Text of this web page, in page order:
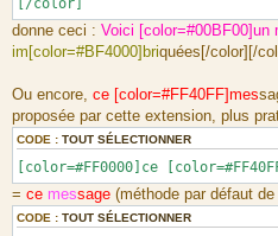
[/color]
donne ceci : Voici [color=#00BF00]un
im[color=#BF4000]briquées[/color][/
Ou encore, ce [color=#FF40FF]mes
proposée par cette extension, plus
CODE : TOUT SÉLECTIONNER
[color=#FF0000]ce
= ce message (méthode par défaut
CODE : TOUT SÉLECTIONNER